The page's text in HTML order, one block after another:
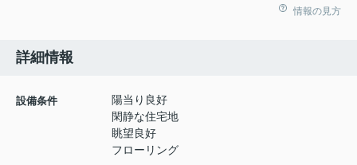
情報の見方
詳細情報
設備条件
陽当り良好
閑静な住宅地
眺望良好
フローリング